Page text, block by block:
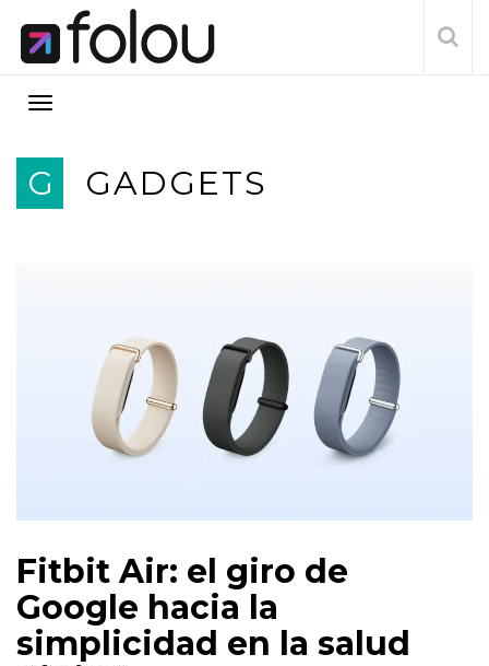
G GADGETS
Fitbit Air: el giro de
Google hacia la
simplicidad en la salud